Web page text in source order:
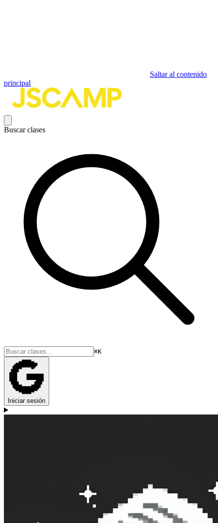
Saltar al contenido
principal
Buscar clases
⌘K
Iniciar sesión